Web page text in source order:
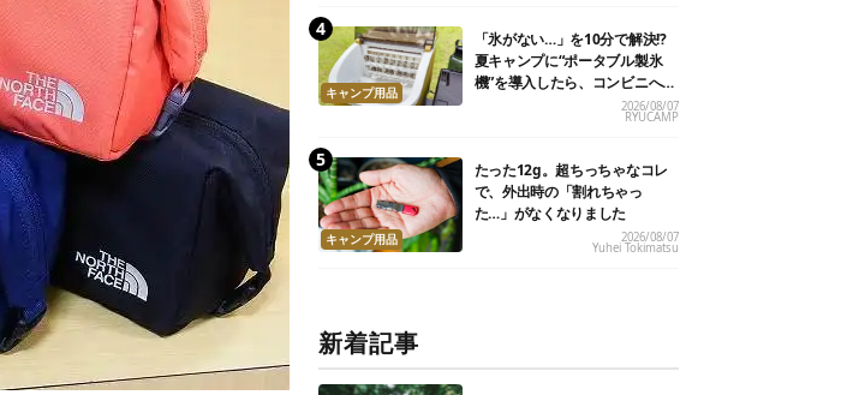
キャンプ用品
「氷がない…」を10分で解決!?
夏キャンプに“ポータブル製氷
機”を導入したら、コンビニへ走
2026/08/07
RYUCAMP
キャンプ用品
たった12g。超ちっちゃなコレ
で、外出時の「割れちゃっ
た…」がなくなりました
2026/08/07
Yuhei Tokimatsu
新着記事